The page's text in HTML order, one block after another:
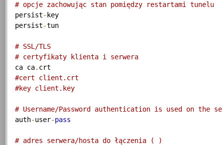
# opcje zachowując stan pomiędzy restartami tunelu
persist- key
persist-tun
# SSL/TLS
# certyfikaty klienta i serwera
ca ca.
#cert client.crt
#key client.key
# Username/Password authentication is used on the
auth-user-pass
# adres serwera/hosta do łączenia (
)